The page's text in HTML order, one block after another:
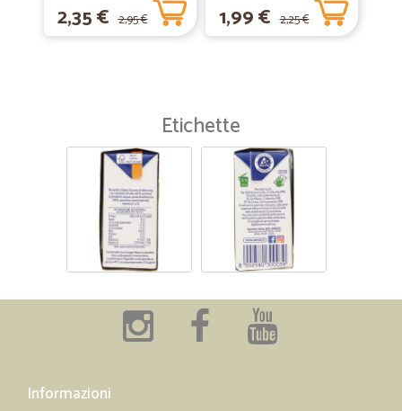
2,35 € 2,95 € 1,99 € 2,25 €
Etichette
Informazioni